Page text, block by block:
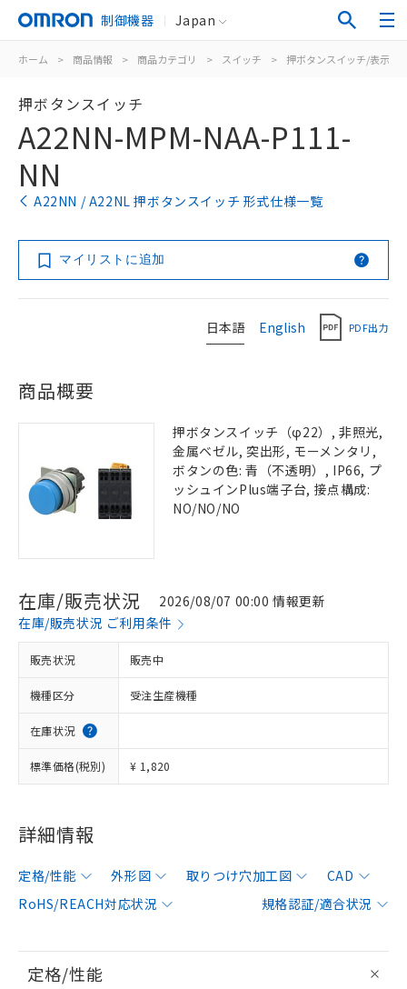
制御機器 Japan
ホーム > 商品情報 > 商品カテゴリ > スイッチ > 押ボタンスイッチ/表示灯
押ボタンスイッチ
A22NN-MPM-NAA-P111-
NN
A22NN / A22NL 押ボタンスイッチ 形式仕様一覧
マイリストに追加
日本語 English PDF出力
商品概要
押ボタンスイッチ（φ22）, 非照光,
金属ベゼル, 突出形, モーメンタリ,
ボタンの色: 青（不透明）, IP66, プ
ッシュインPlus端子台, 接点構成:
NO/NO/NO
在庫/販売状況
2026/08/07 00:00 情報更新
在庫/販売状況 ご利用条件
販売状況 販売中
機種区分 受注生産機種
在庫状況
標準価格(税別) ¥ 1,820
詳細情報
定格/性能 外形図 取りつけ穴加工図
CAD
RoHS/REACH対応状況
規格認証/適合状況
定格/性能